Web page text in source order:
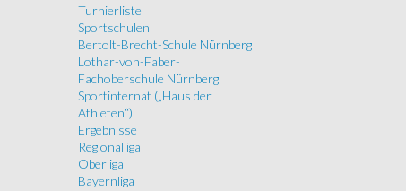
Turnierliste
Sportschulen
Bertolt-Brecht-Schule Nürnberg
Lothar-von-Faber-
Fachoberschule Nürnberg
Sportinternat („Haus der
Athleten“)
Ergebnisse
Regionalliga
Oberliga
Bayernliga